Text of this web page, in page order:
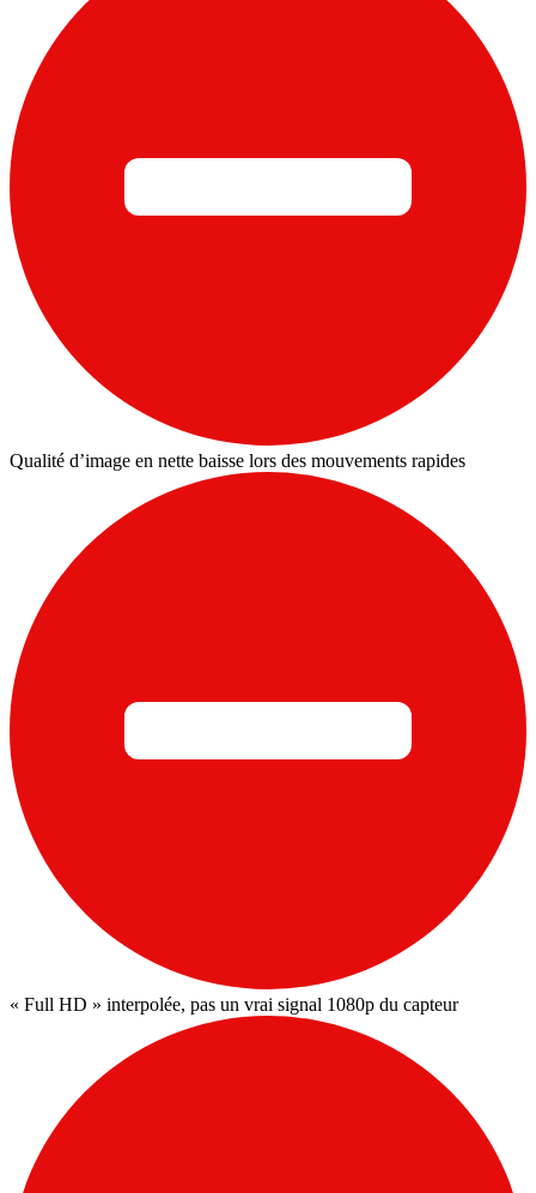
Qualité d’image en nette baisse lors des mouvements rapides
« Full HD » interpolée, pas un vrai signal 1080p du capteur